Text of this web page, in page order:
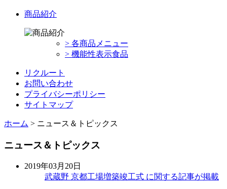
商品紹介
> 各商品メニュー
> 機能性表示食品
リクルート
お問い合わせ
プライバシーポリシー
サイトマップ
ホーム > ニュース＆トピックス
ニュース＆トピックス
2019年03月20日
武蔵野 京都工場増築竣工式 に関する記事が掲載